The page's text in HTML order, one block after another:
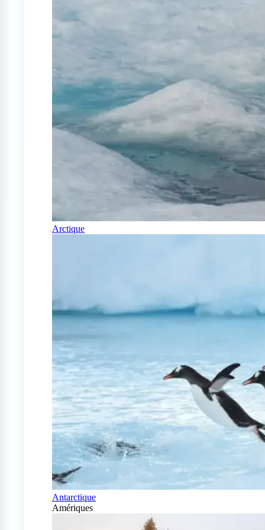
Arctique
Antarctique
Amériques